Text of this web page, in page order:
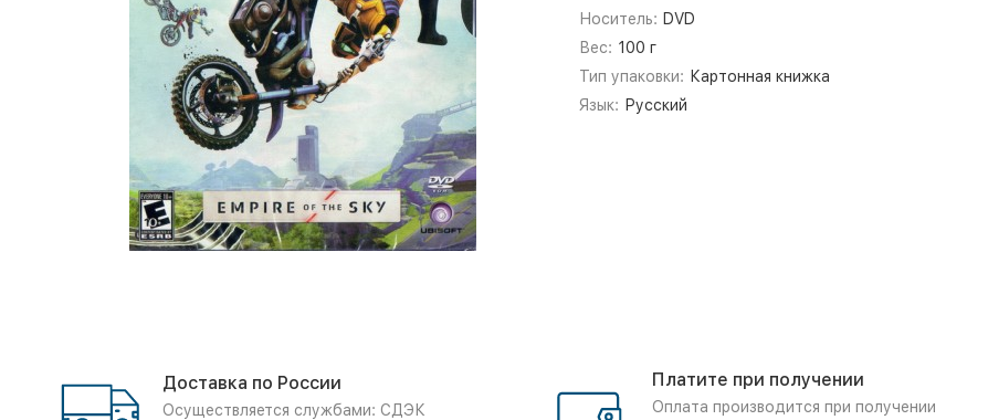
Носитель: DVD
Вес: 100 г
Тип упаковки: Картонная книжка
Язык: Русский
Доставка по России
Осуществляется службами: СДЭК
Платите при получении
Оплата производится при получении